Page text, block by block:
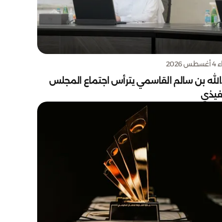
2026
بن سالم القاسمي يترأس اجتماع المجلس